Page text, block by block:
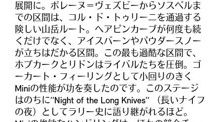
展開に。ボレーヌ＝ヴェズビーからソスペルま
での区間は、コル・ド・トゥリーニを通過する
険しい山岳ルート。ヘアピンカーブが何度も続
くだけでなく、アイスバーンやパウダースノー
が立ちはだかる区間。この最も過酷な区間で、
ホプカークとリドンはライバルたちを圧倒。ゴ
ーカート・フィーリングとして小回りのきく
Miniの性能が功を奏したのです。このステージ
はのちに’’Night of the Long Knives’’ （長いナイフ
の夜）としてラリー史に語り継がれるほど。